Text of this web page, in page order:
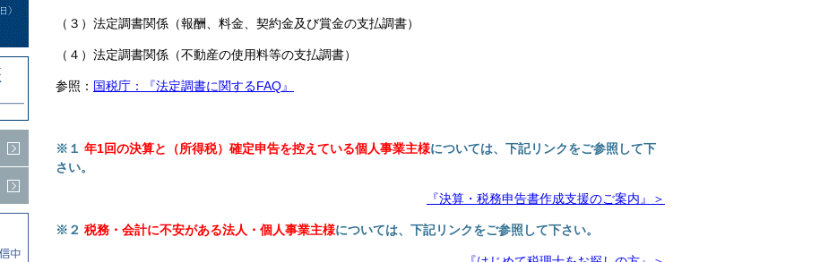
（３）法定調書関係（報酬、料金、契約金及び賞金の支払調書）
（４）法定調書関係（不動産の使用料等の支払調書）
参照： 国税庁：『法定調書に関するFAQ』
※１ 年1回の決算と（所得税）確定申告を控えている個人事業主様については、下記リンクをご参照して下
さい。
『決算・税務申告書作成支援のご案内』＞
※２ 税務・会計に不安がある法人・個人事業主様については、下記リンクをご参照して下さい。